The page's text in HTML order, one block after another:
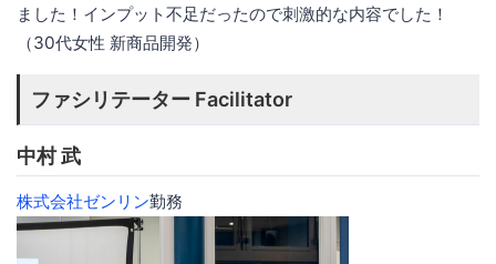
ました！インプット不足だったので刺激的な内容でした！
（30代女性 新商品開発）
ファシリテーター Facilitator
中村 武
株式会社ゼンリン勤務